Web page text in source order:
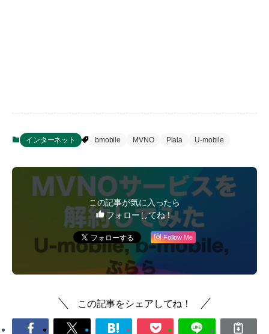
インターネット bmobile MVNO Plala U-mobile
この記事が気に入ったら
フォローしてね！
Follow Me
この記事をシェアしてね！